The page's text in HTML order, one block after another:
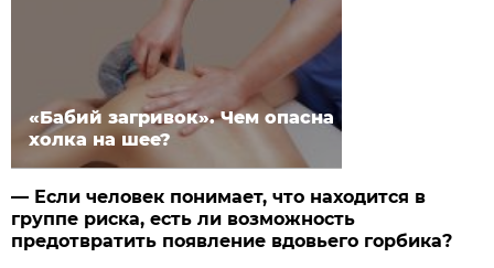
«Бабий загривок». Чем опасна
холка на шее?
— Если человек понимает, что находится в
группе риска, есть ли возможность
предотвратить появление вдовьего горбика?